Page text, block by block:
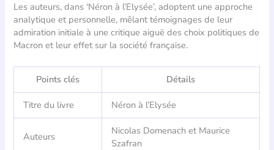
Les auteurs, dans ‘Néron à l’Elysée’, adoptent une approche
analytique et personnelle, mêlant témoignages de leur
admiration initiale à une critique aiguë des choix politiques de
Macron et leur effet sur la société française.
Points clés Détails
Titre du livre Néron à l’Elysée
Auteurs
Nicolas Domenach et Maurice
Szafran